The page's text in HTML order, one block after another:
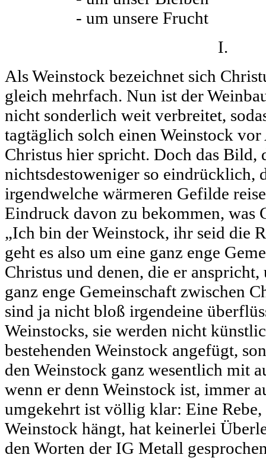
- um unsere Frucht
I.
Als Weinstock bezeichnet sich
gleich mehrfach. Nun ist der
nicht sonderlich weit verbreitet,
tagtäglich solch einen Weinstock
Christus hier spricht. Doch das Bild,
nichtsdestoweniger so eindrücklich,
irgendwelche wärmeren Gefilde
Eindruck davon zu bekommen, was
„Ich bin der Weinstock, ihr seid die
geht es also um eine ganz enge
Christus und denen, die er
ganz enge Gemeinschaft zwischen
sind ja nicht bloß irgendeine
Weinstocks, sie werden nicht
bestehenden Weinstock angefügt,
den Weinstock ganz wesentlich mit
wenn er denn Weinstock ist, immer
umgekehrt ist völlig klar: Eine
Weinstock hängt, hat keinerlei
den Worten der IG Metall